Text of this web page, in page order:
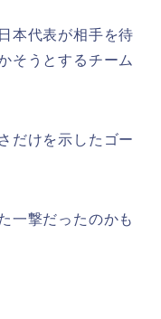
本代表が相手を待
そうとするチーム
だけを示したゴー
一撃だったのかも